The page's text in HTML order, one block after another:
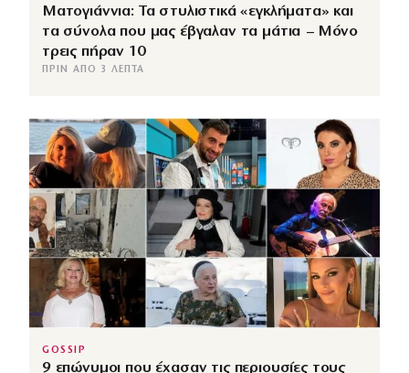
Ματογιάννια: Τα στυλιστικά «εγκλήματα» και
τα σύνολα που μας έβγαλαν τα μάτια – Μόνο
τρεις πήραν 10
ΠΡΙΝ ΑΠΌ 3 ΛΕΠΤΆ
GOSSIP
9 επώνυμοι που έχασαν τις περιουσίες τους